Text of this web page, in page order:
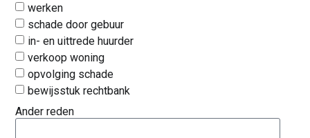
werken
schade door gebuur
in- en uittrede huurder
verkoop woning
opvolging schade
bewijsstuk rechtbank
Ander reden